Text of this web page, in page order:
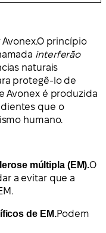
O princípio
interferão
naturais
protegê-lo de
Avonex é produzida
que o
humano.
múltipla (EM).O
a evitar que a
de EM.Podem